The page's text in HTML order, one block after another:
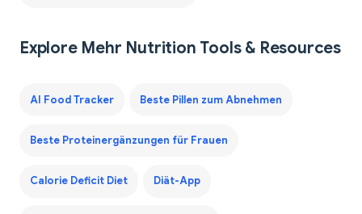
Explore Mehr Nutrition Tools & Resources
AI Food Tracker Beste Pillen zum Abnehmen
Beste Proteinergänzungen für Frauen
Calorie Deficit Diet Diät-App